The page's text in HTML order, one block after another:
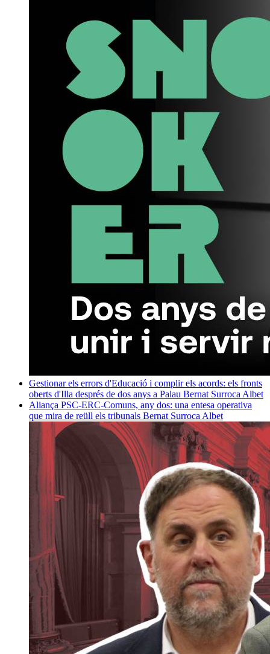
Gestionar els errors d'Educació i complir els acords: els fronts
oberts d'Illa després de dos anys a Palau Bernat Surroca Albet
Aliança PSC-ERC-Comuns, any dos: una entesa operativa
que mira de reüll els tribunals Bernat Surroca Albet